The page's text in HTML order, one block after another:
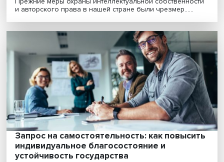
Старение населения — вызов
развитию России
Число пожилых россиян увеличивается быстрыми
темпами, при этом они часто не обладают крепким
здор......